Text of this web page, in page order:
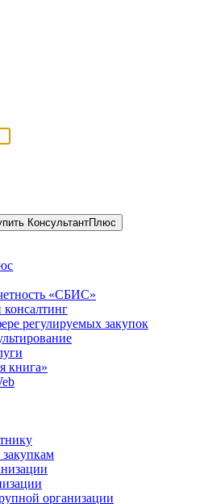
КонсультантПлюс
«СБИС»
регулируемых закупок
книга»
организации